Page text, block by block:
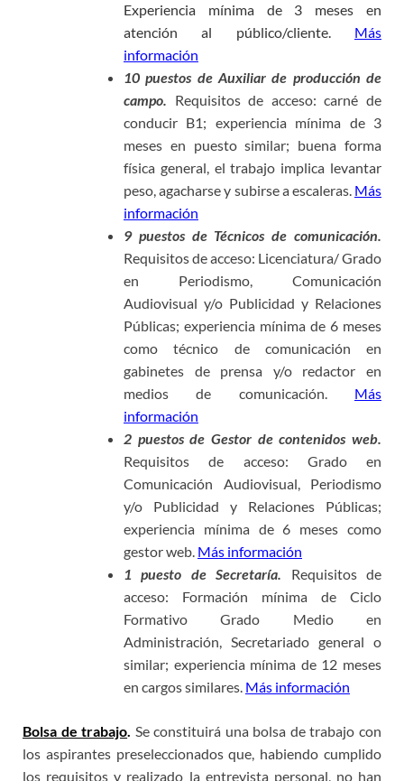
Experiencia mínima de 3 meses en
atención al público/cliente. Más
información
10 puestos de Auxiliar de producción de
campo.
Requisitos de acceso: carné de
conducir B1; experiencia mínima de 3
meses en puesto similar; buena forma
física general, el trabajo implica levantar
peso, agacharse y subirse a escaleras. Más
información
9 puestos de Técnicos de comunicación.
Requisitos de acceso: Licenciatura/ Grado
en Periodismo, Comunicación
Audiovisual y/o Publicidad y Relaciones
Públicas; experiencia mínima de 6 meses
como técnico de comunicación en
gabinetes de prensa y/o redactor en
medios de comunicación. Más
información
2 puestos de Gestor de contenidos web.
Requisitos de acceso: Grado en
Comunicación Audiovisual, Periodismo
y/o Publicidad y Relaciones Públicas;
experiencia mínima de 6 meses como
gestor web. Más información
1 puesto de Secretaría.
Requisitos de
acceso: Formación mínima de Ciclo
Formativo Grado Medio en
Administración, Secretariado general o
similar; experiencia mínima de 12 meses
en cargos similares. Más información
Bolsa de trabajo Se constituirá una bolsa de trabajo con
los aspirantes preseleccionados que, habiendo cumplido
los requisitos y realizado la entrevista personal, no han